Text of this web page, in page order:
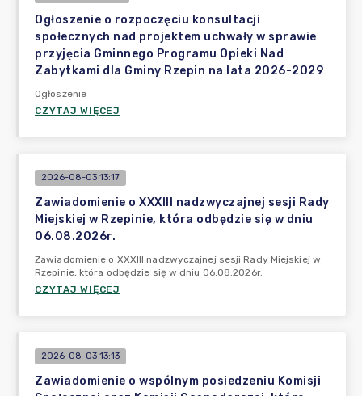
Ogłoszenie o rozpoczęciu konsultacji
społecznych nad projektem uchwały w sprawie
przyjęcia Gminnego Programu Opieki Nad
Zabytkami dla Gminy Rzepin na lata 2026-2029
Ogłoszenie
CZYTAJ WIĘCEJ
2026-08-03 13:17
Zawiadomienie o XXXIII nadzwyczajnej sesji Rady
Miejskiej w Rzepinie, która odbędzie się w dniu
06.08.2026r.
Zawiadomienie o XXXIII nadzwyczajnej sesji Rady Miejskiej w
Rzepinie, która odbędzie się w dniu 06.08.2026r.
CZYTAJ WIĘCEJ
2026-08-03 13:13
Zawiadomienie o wspólnym posiedzeniu Komisji